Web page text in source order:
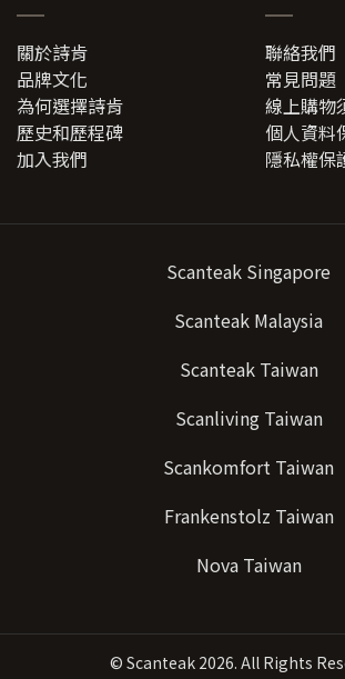
關於詩肯
品牌文化
為何選擇詩肯
歷史和歷程碑
加入我們
聯絡我們
常見問題
線上購物
個人資料
隱私權保
Scanteak Singapore
Scanteak Malaysia
Scanteak Taiwan
Scanliving Taiwan
Scankomfort Taiwan
Frankenstolz Taiwan
Nova Taiwan
© Scanteak2026. All Rights